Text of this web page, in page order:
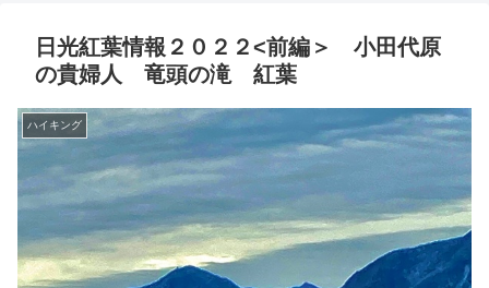
日光紅葉情報２０２２<前編＞ 小田代原
の貴婦人 竜頭の滝 紅葉
ハイキング